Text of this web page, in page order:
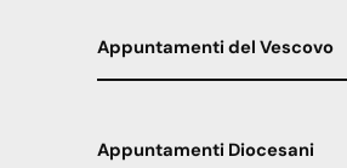
Appuntamenti del Vescovo
Appuntamenti Diocesani